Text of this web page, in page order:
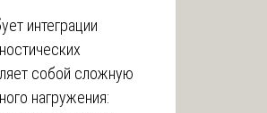
интеграции
собой сложную
нагружения: